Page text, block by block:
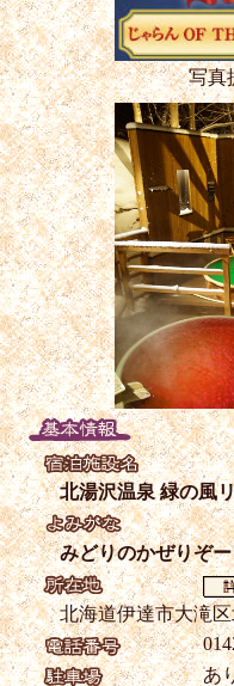
写真
北湯沢温泉 緑の風
みどりのかぜりぞ
北海道伊達市大滝
あ